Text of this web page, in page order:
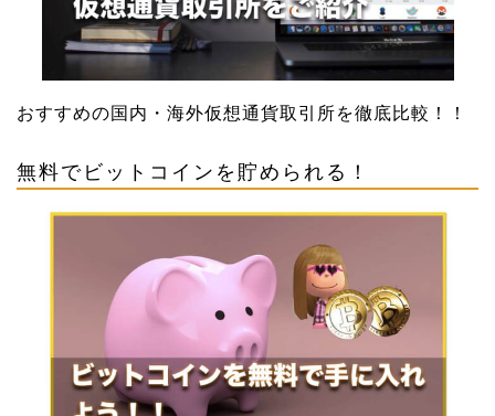
おすすめの国内・海外仮想通貨取引所を徹底比較！！
無料でビットコインを貯められる！